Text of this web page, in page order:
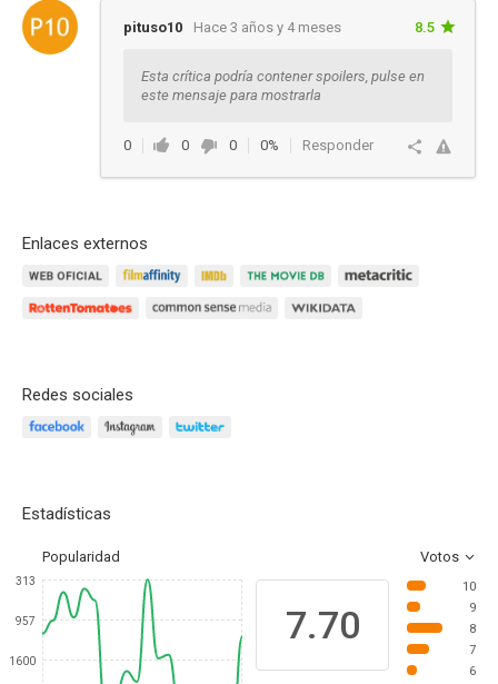
pituso10 Hace 3 años y 4 meses 8.5
Esta crítica podría contener spoilers, pulse en
este mensaje para mostrarla
0 0 0 0% Responder
Enlaces externos
Redes sociales
Estadísticas
Popularidad Votos
313
957
1600
7.70
10
9
8
7
6